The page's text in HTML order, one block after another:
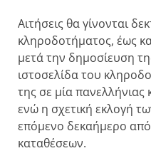
Αιτήσεις θα γίνονται
κληροδοτήματος, έως
μετά την δημοσίευση
ιστοσελίδα του
της σε μία
ενώ η σχετική εκλογή
επόμενο δεκαήμερο
καταθέσεων.